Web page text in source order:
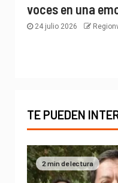
voces en una
24 julio 2026
TE PUEDEN
2 min de lectura